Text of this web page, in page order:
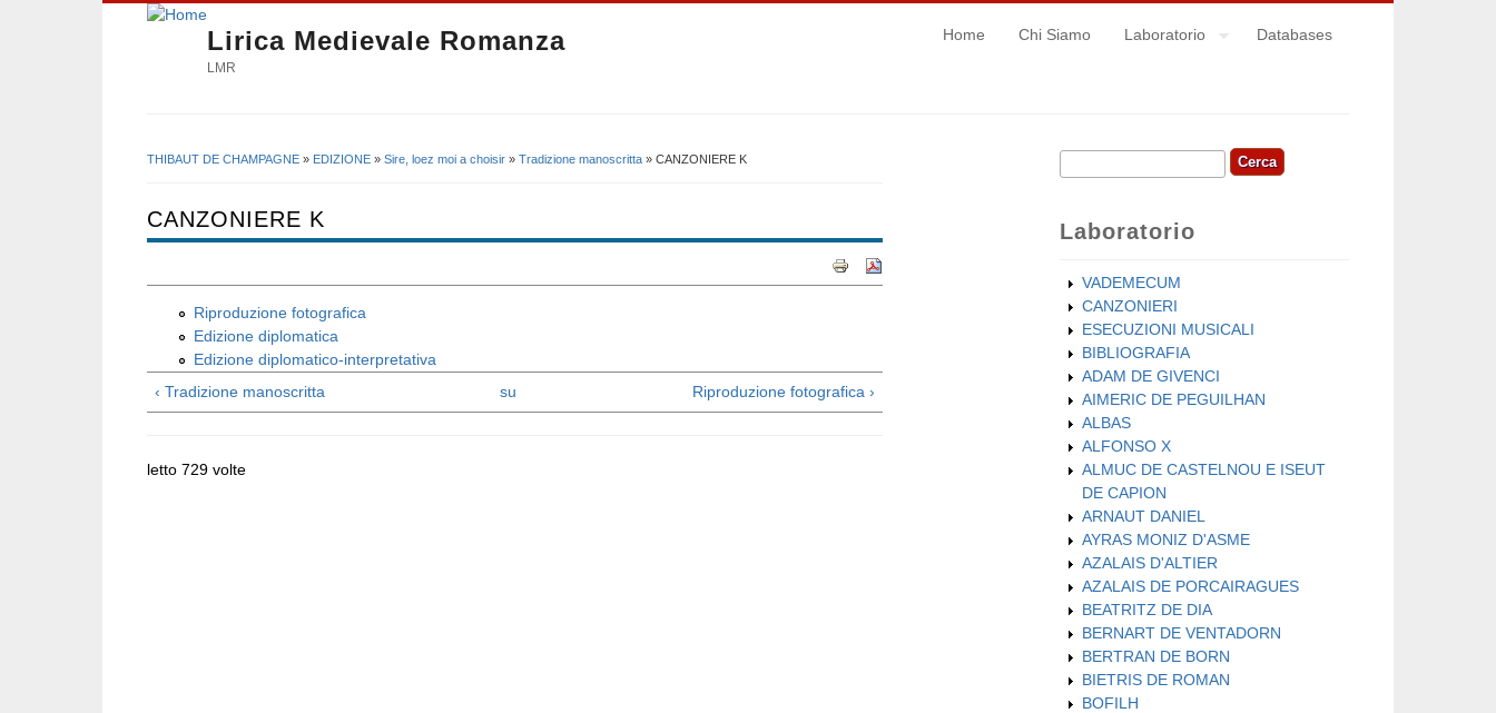
Lirica Medievale Romanza
LMR
Home Chi Siamo Laboratorio Databases
THIBAUT DE CHAMPAGNE » EDIZIONE » Sire, loez moi a choisir » Tradizione manoscritta » CANZONIERE K
CANZONIERE K
Riproduzione fotografica
Edizione diplomatica
Edizione diplomatico-interpretativa
‹ Tradizione manoscritta
su Riproduzione fotografica ›
letto 729 volte
Form di ricerca
Cerca
Laboratorio
VADEMECUM
CANZONIERI
ESECUZIONI MUSICALI
BIBLIOGRAFIA
ADAM DE GIVENCI
AIMERIC DE PEGUILHAN
ALBAS
ALFONSO X
ALMUC DE CASTELNOU E ISEUT
DE CAPION
ARNAUT DANIEL
AYRAS MONIZ D'ASME
AZALAIS D'ALTIER
AZALAIS DE PORCAIRAGUES
BEATRITZ DE DIA
BERNART DE VENTADORN
BERTRAN DE BORN
BIETRIS DE ROMAN
BOFILH